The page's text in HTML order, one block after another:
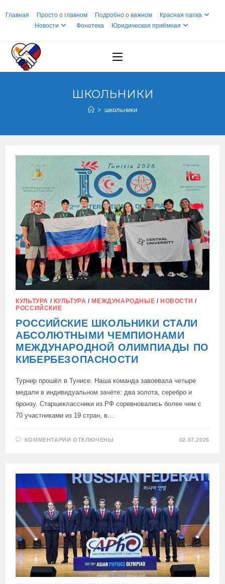
Главная Просто о главном Подробно о важном
Красная папка
Новости
Фонотека Юридическая приёмная
ШКОЛЬНИКИ
> школьники
КУЛЬТУРА / КУЛЬТУРА / МЕЖДУНАРОДНЫЕ / НОВОСТИ /
РОССИЙСКИЕ
РОССИЙСКИЕ ШКОЛЬНИКИ СТАЛИ
АБСОЛЮТНЫМИ ЧЕМПИОНАМИ
МЕЖДУНАРОДНОЙ ОЛИМПИАДЫ ПО
КИБЕРБЕЗОПАСНОСТИ
Турнир прошёл в Тунисе. Наша команда завоевала четыре
медали в индивидуальном зачёте: два золота, серебро и
бронзу. Старшеклассники из РФ соревновались более чем с
70 участниками из 19 стран, в…
КОММЕНТАРИИ К
АБСОЛЮТНЫМИ
ЧЕМПИОНАМИ
МЕЖДУНАРОДНОЙ
ОЛИМПИАДЫ
ПО
КИБЕРБЕЗОПАСНОСТИ
ОТКЛЮЧЕНЫ 02.07.2026